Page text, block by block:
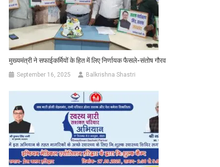
मुख्यमंत्री ने सफाईकर्मियों के हित में लिए निर्णायक फैसले-संतोष गौरव
September 16, 2025 Balkrishna Shastri